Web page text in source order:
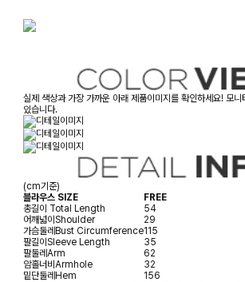
실제 색상과 가장 가까운 아래 제품이미지를 확인하세요! 모
있습니다.
(cm기준)
블라우스 SIZE
FREE
총길이 Total Length
54
어깨넓이Shoulder
29
가슴둘레Bust Circumference115
팔길이Sleeve Length
35
팔둘레Arm
62
암홀너비Armhole
32
밑단둘레Hem 156